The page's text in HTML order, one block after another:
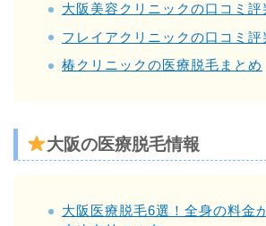
大阪美容クリニックの口コミ評
フレイアクリニックの口コミ評
椿クリニックの医療脱毛まとめ
大阪の医療脱毛情報
大阪医療脱毛6選！全身の料金